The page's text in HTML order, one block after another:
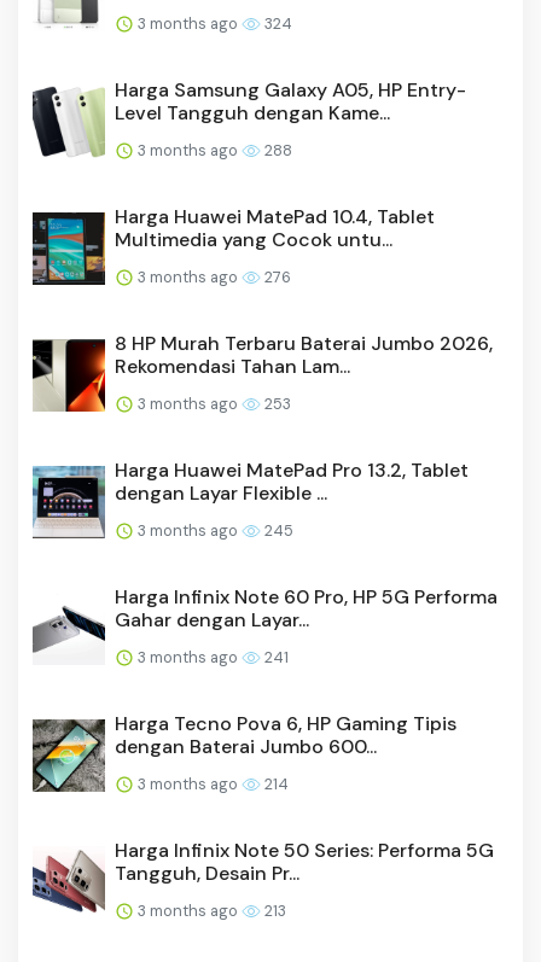
3 months ago 324
Harga Samsung Galaxy A05, HP Entry-
Level Tangguh dengan Kame...
3 months ago 288
Harga Huawei MatePad 10.4, Tablet
Multimedia yang Cocok untu...
3 months ago 276
8 HP Murah Terbaru Baterai Jumbo 2026,
Rekomendasi Tahan Lam...
3 months ago 253
Harga Huawei MatePad Pro 13.2, Tablet
dengan Layar Flexible ...
3 months ago 245
Harga Infinix Note 60 Pro, HP 5G Performa
Gahar dengan Layar...
3 months ago 241
Harga Tecno Pova 6, HP Gaming Tipis
dengan Baterai Jumbo 600...
3 months ago 214
Harga Infinix Note 50 Series: Performa 5G
Tangguh, Desain Pr...
3 months ago 213